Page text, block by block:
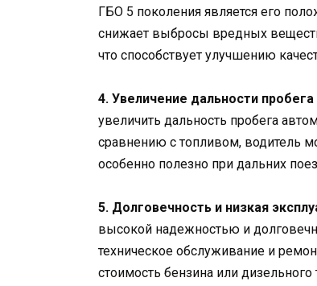
ГБО 5 поколения является его
снижает выбросы вредных
что способствует улучшению
4. Увеличение дальности
увеличить дальность пробега
сравнению с топливом, водитель
особенно полезно при дальних
5. Долговечность и низкая
высокой надежностью и
техническое обслуживание и
стоимость бензина или